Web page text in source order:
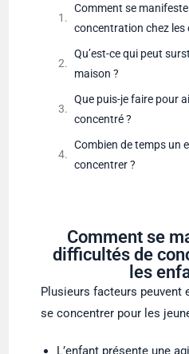
Comment se
concentration chez les
Qu’est-ce qui peut
maison ?
Que puis-je faire pour
concentré ?
Combien de temps un
concentrer ?
Comment se
difficultés de
les
Plusieurs facteurs peuvent
se concentrer pour les
L’enfant présente une